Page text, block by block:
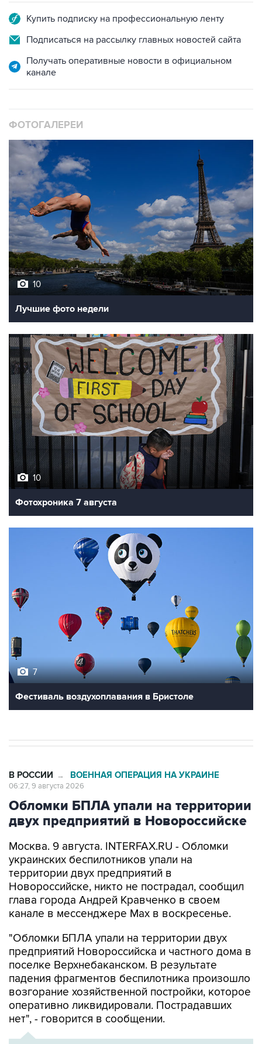
Подписаться на рассылку главных новостей сайта
Получать оперативные новости в официальном
10
Лучшие фото недели
10
Фотохроника 7 августа
Фестиваль воздухоплавания в Бристоле
Обломки БПЛА упали на территории
двух предприятий в Новороссийске
Москва. 9 августа. INTERFAX.RU - Обломки
территории двух предприятий в
Новороссийске, никто не пострадал, сообщил
глава города Андрей Кравченко в своем
канале в мессенджере Max в воскресенье.
"Обломки БПЛА упали на территории двух
поселке Верхнебаканском. В результате
падения фрагментов беспилотника произошло
возгорание хозяйственной постройки, которое
оперативно ликвидировали. Пострадавших
нет", - говорится в сообщении.
ХРОНИКА